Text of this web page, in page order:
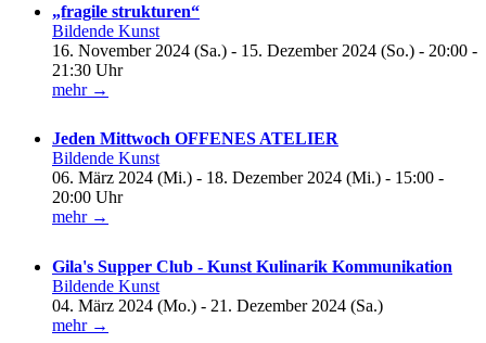
„fragile strukturen“
Bildende Kunst
16. November 2024 (Sa.) - 15. Dezember 2024 (So.) - 20:00 -
21:30 Uhr
mehr →
Jeden Mittwoch OFFENES ATELIER
Bildende Kunst
06. März 2024 (Mi.) - 18. Dezember 2024 (Mi.) - 15:00 -
20:00 Uhr
mehr →
Gila's Supper Club - Kunst Kulinarik Kommunikation
Bildende Kunst
04. März 2024 (Mo.) - 21. Dezember 2024 (Sa.)
mehr →